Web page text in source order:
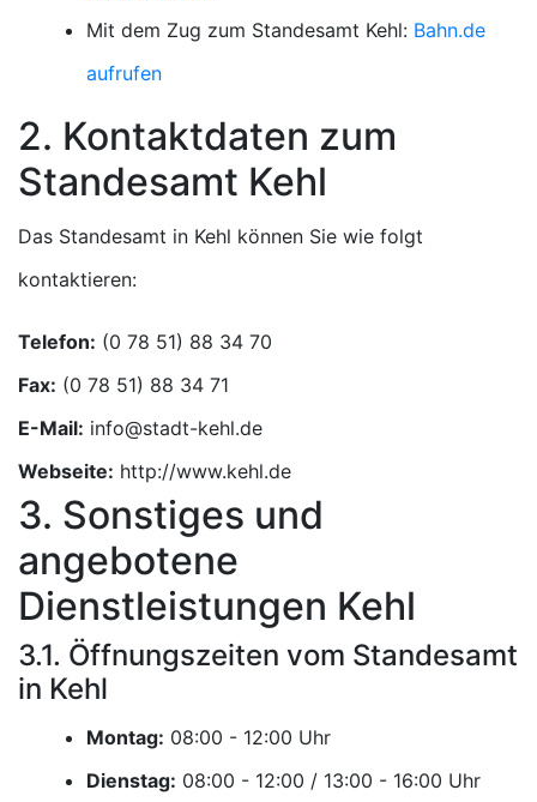
Mit dem Zug zum Standesamt Kehl: Bahn.de
aufrufen
2. Kontaktdaten zum
Standesamt Kehl
Das Standesamt in Kehl können Sie wie folgt
kontaktieren:
Telefon:
Fax:
E-Mail:
Webseite: http://www.kehl.de
3. Sonstiges und
angebotene
Dienstleistungen Kehl
3.1. Öffnungszeiten vom Standesamt
in Kehl
Montag:
Uhr
Dienstag:
Uhr